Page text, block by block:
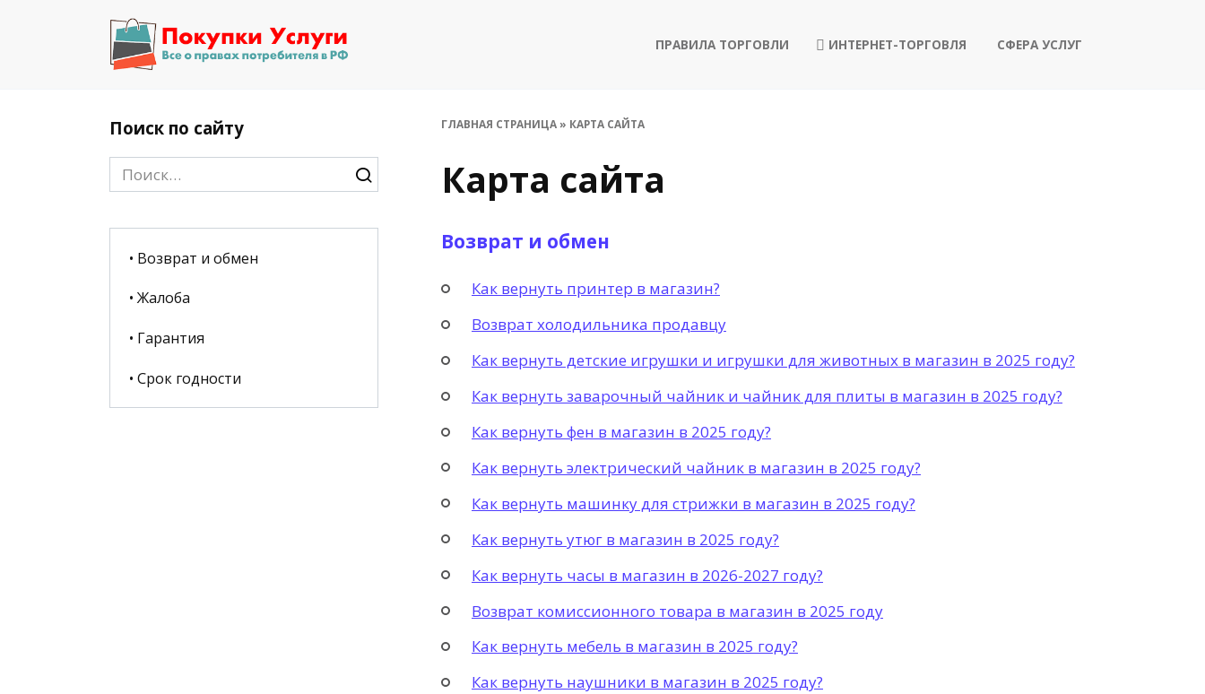
ПРАВИЛА ТОРГОВЛИ ИНТЕРНЕТ-ТОРГОВЛЯ СФЕРА УСЛУГ
ГЛАВНАЯ СТРАНИЦА» КАРТА САЙТА
Карта сайта
Возврат и обмен
Как вернуть принтер в магазин?
Возврат холодильника продавцу
Как вернуть детские игрушки и игрушки для животных в магазин в 2025 году?
Как вернуть заварочный чайник и чайник для плиты в магазин в 2025 году?
Как вернуть фен в магазин в 2025 году?
Как вернуть электрический чайник в магазин в 2025 году?
Как вернуть машинку для стрижки в магазин в 2025 году?
Как вернуть утюг в магазин в 2025 году?
Как вернуть часы в магазин в 2026-2027 году?
Возврат комиссионного товара в магазин в 2025 году
Как вернуть мебель в магазин в 2025 году?
Как вернуть наушники в магазин в 2025 году?
Поиск по сайту
Search
for:
• Возврат и обмен
• Жалоба
• Гарантия
• Срок годности